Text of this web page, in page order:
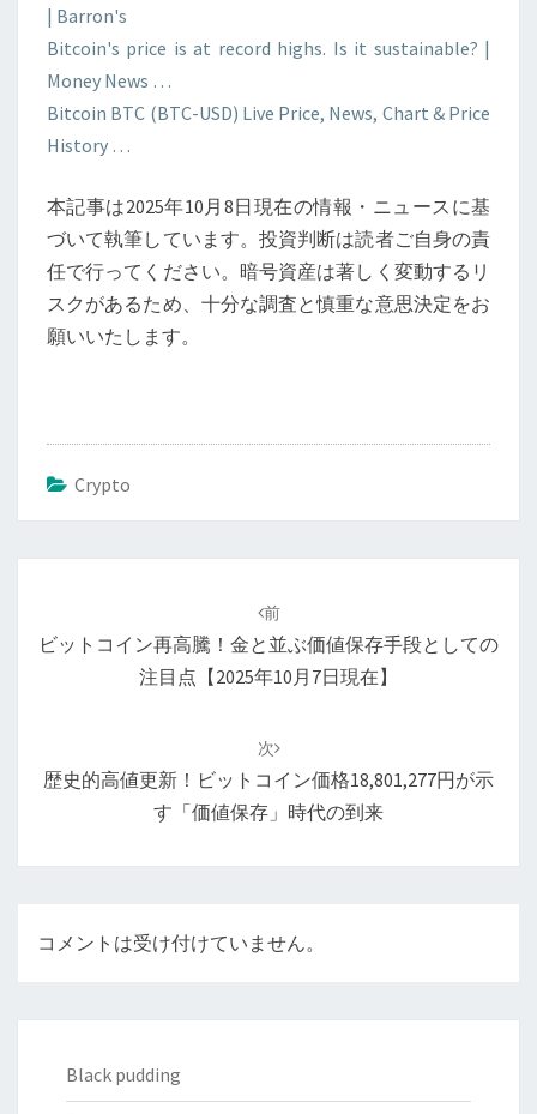
| Barron's
Bitcoin's price is at record highs. Is it sustainable? |
Money News …
Bitcoin BTC (BTC-USD) Live Price, News, Chart & Price
History …
本記事は2025年10月8日現在の情報・ニュースに基
づいて執筆しています。投資判断は読者ご自身の責
任で行ってください。暗号資産は著しく変動するリ
スクがあるため、十分な調査と慎重な意思決定をお
願いいたします。
Crypto
ナ
ョ
前
ビットコイン再高騰！金と並ぶ価値保存手段としての
注目点【2025年10月7日現在】
次
歴史的高値更新！ビットコイン価格18,801,277円が示
す「価値保存」時代の到来
コメントは受け付けていません。
Black pudding